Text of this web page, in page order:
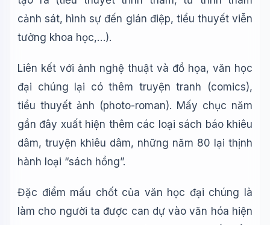
cảnh sát, hình sự đến gián điệp, tiểu thuyết viễn
tưởng khoa học,…).
Liên kết với ảnh nghệ thuật và đồ họa, văn học
đại chúng lại có thêm truyện tranh (comics),
tiểu thuyết ảnh (photo-roman). Mấy chục năm
gần đây xuất hiện thêm các loại sách báo khiêu
dâm, truyện khiêu dâm, những năm 80 lại thịnh
hành loại “sách hồng”.
Đặc điểm mấu chốt của văn học đại chúng là
làm cho người ta được can dự vào văn hóa hiện